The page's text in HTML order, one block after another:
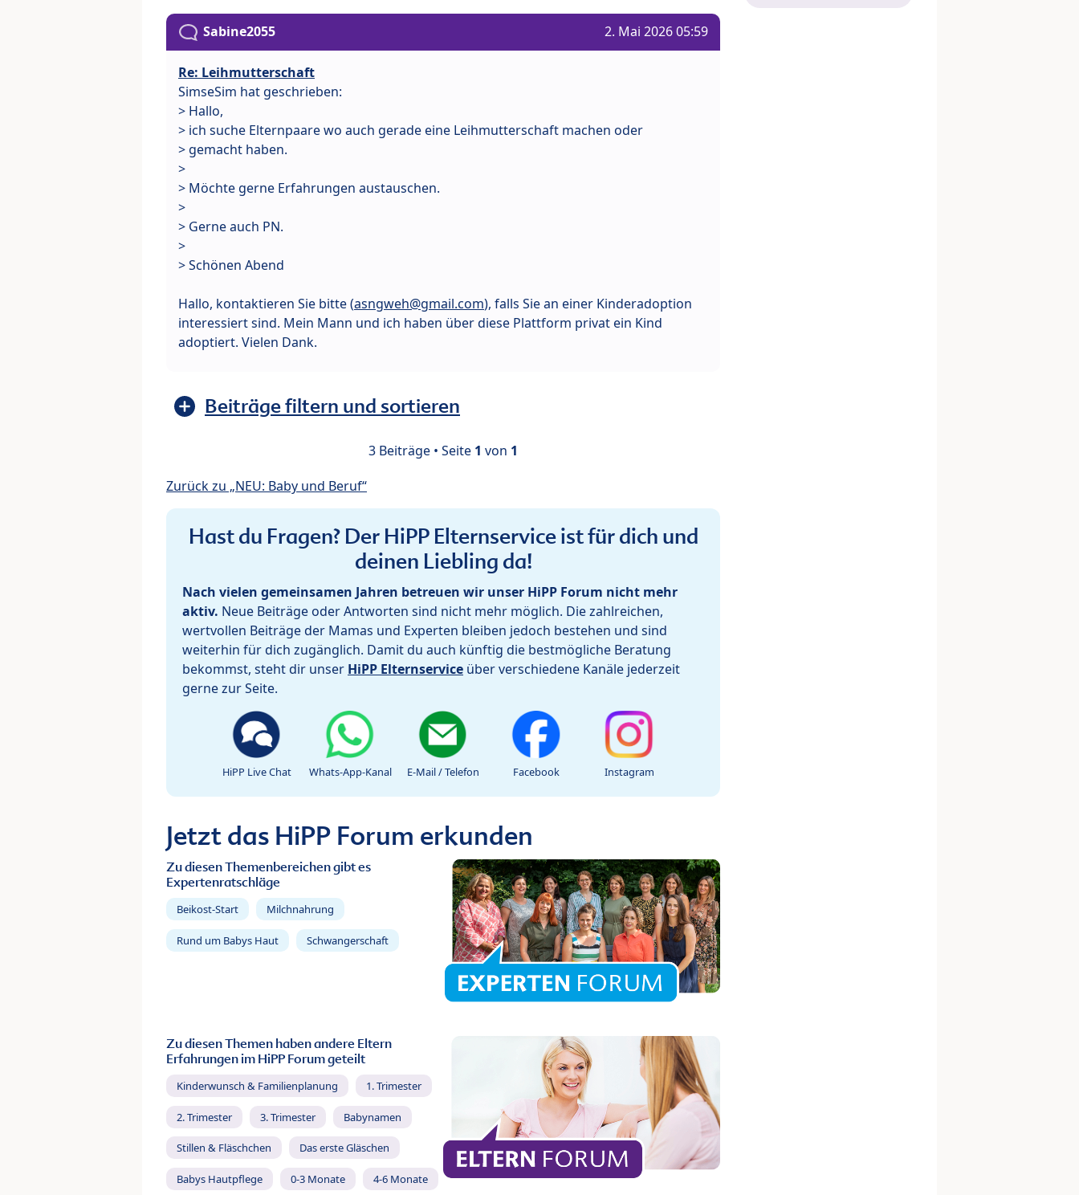
Sabine2055 2. Mai 2026 05:59
Re: Leihmutterschaft
SimseSim hat geschrieben:
> Hallo,
> ich suche Elternpaare wo auch gerade eine Leihmutterschaft machen oder
> gemacht haben.
>
> Möchte gerne Erfahrungen austauschen.
>
> Gerne auch PN.
>
> Schönen Abend
Hallo, kontaktieren Sie bitte (asngweh@gmail.com), falls Sie an einer Kinderadoption
interessiert sind. Mein Mann und ich haben über diese Plattform privat ein Kind
adoptiert. Vielen Dank.
Beiträge filtern und sortieren
3 Beiträge • Seite 1 von 1
Zurück zu „NEU: Baby und Beruf“
Hast du Fragen? Der HiPP Elternservice ist für dich und
deinen Liebling da!
Nach vielen gemeinsamen Jahren betreuen wir unser HiPP Forum nicht mehr
aktiv. Neue Beiträge oder Antworten sind nicht mehr möglich. Die zahlreichen,
wertvollen Beiträge der Mamas und Experten bleiben jedoch bestehen und sind
weiterhin für dich zugänglich. Damit du auch künftig die bestmögliche Beratung
bekommst, steht dir unser HiPP Elternservice über verschiedene Kanäle jederzeit
gerne zur Seite.
HiPP Live Chat Whats-App-Kanal E-Mail / Telefon Facebook Instagram
Jetzt das HiPP Forum erkunden
Zu diesen Themenbereichen gibt es
Expertenratschläge
Beikost-Start Milchnahrung
Rund um Babys Haut Schwangerschaft
Zu diesen Themen haben andere Eltern
Erfahrungen im HiPP Forum geteilt
Kinderwunsch & Familienplanung 1. Trimester
2. Trimester 3. Trimester Babynamen
Stillen & Fläschchen Das erste Gläschen
Babys Hautpflege 0-3 Monate 4-6 Monate